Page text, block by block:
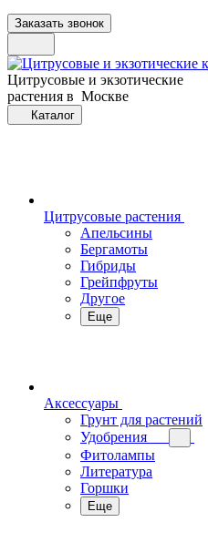
Заказать звонок
Цитрусовые и экзотические
растения в Москве
Каталог
Цитрусовые растения
Апельсины
Бергамоты
Гибриды
Грейпфруты
Другое
Еще
Аксессуары
Грунт для растений
Удобрения
Фитолампы
Литература
Горшки
Еще